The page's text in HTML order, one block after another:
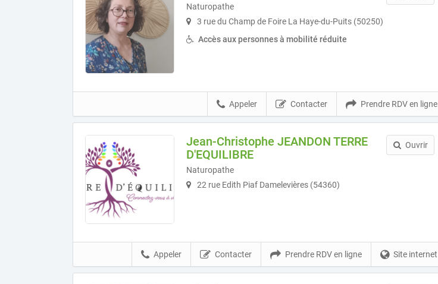
Naturopathe
3 rue du Champ de Foire La Haye-du-Puits (50250)
Accès aux personnes à mobilité réduite
Prendre RDV en ligne
Contacter
Appeler
Jean-Christophe JEANDON TERRE
D'EQUILIBRE
Naturopathe
22 rue Edith Piaf Damelevières (54360)
Ouvrir
Site internet
Prendre RDV en ligne
Contacter
Appeler